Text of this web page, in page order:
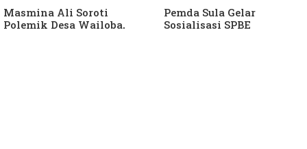
Masmina Ali Soroti
Polemik Desa Wailoba,
Pemda Sula Gelar
Sosialisasi SPBE